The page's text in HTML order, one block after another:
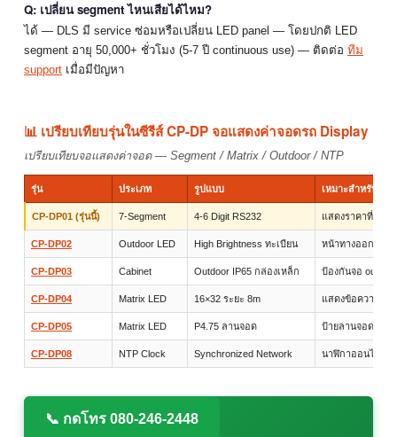
Q: เปลี่ยน segment ไหนเสียได้ไหม?
ได้ — DLS มี service ซ่อมหรือเปลี่ยน LED panel — โดยปกติ LED
segment อายุ 50,000+ ชั่วโมง (5-7 ปี continuous use) — ติดต่อ ทีม
support เมื่อมีปัญหา
📊 เปรียบเทียบรุ่นในซีรีส์ CP-DP จอแสดงค่าจอดรถ Display
เปรียบเทียบจอแสดงค่าจอด — Segment / Matrix / Outdoor / NTP
รุ่น ประเภท รูปแบบ เหมาะสำหรับ
CP-DP01 (รุ่นนี้) 7-Segment 4-6 Digit RS232 แสดงราคาที่จอด
CP-DP02 Outdoor LED High Brightness ทะเบียน หน้าทางออก
CP-DP03 Cabinet Outdoor IP65 กล่องเหล็ก ป้องกันจอ outdoor
CP-DP04 Matrix LED 16×32 ระยะ 8m แสดงข้อความ +
CP-DP05 Matrix LED P4.75 ลานจอด ป้ายลานจอดทั่วไป
CP-DP08 NTP Clock Synchronized Network นาฬิกาออนไลน์ล
📞 กดโทร 080-246-2448